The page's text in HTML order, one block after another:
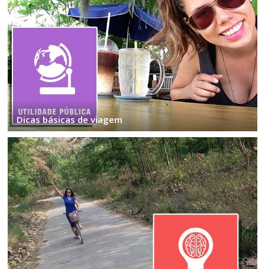
Dicas básicas de viagem